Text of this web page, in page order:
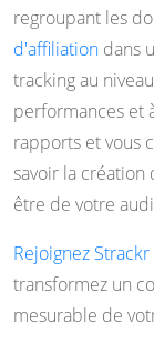
regroupant les
d'affiliation dans
tracking au
performances et
rapports et vous
savoir la
être de votre
Rejoignez
transformez un
mesurable de